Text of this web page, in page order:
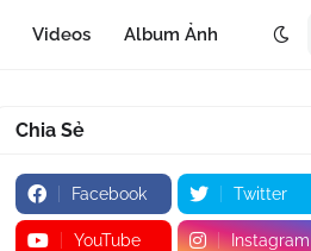
Videos Album Ảnh
Chia Sẻ
Facebook Twitter
YouTube Instagram